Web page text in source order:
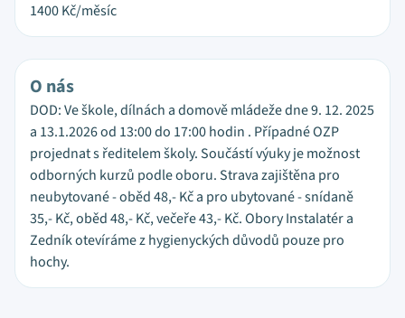
1400Kč/měsíc
O nás
DOD: Ve škole, dílnách a domově mládeže dne 9. 12. 2025
a 13.1.2026 od 13:00 do 17:00 hodin . Případné OZP
projednat s ředitelem školy. Součástí výuky je možnost
odborných kurzů podle oboru. Strava zajištěna pro
neubytované - oběd 48,- Kč a pro ubytované - snídaně
35,- Kč, oběd 48,- Kč, večeře 43,- Kč. Obory Instalatér a
Zedník otevíráme z hygienyckých důvodů pouze pro
hochy.